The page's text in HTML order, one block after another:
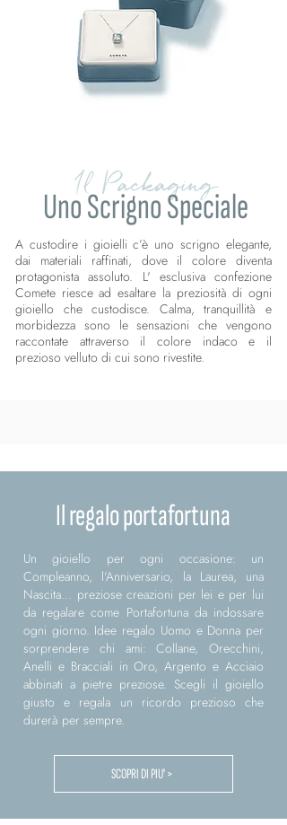
Il Packaging
Uno Scrigno Speciale
A custodire i gioielli c’è uno scrigno elegante,
dai materiali raffinati, dove il colore diventa
protagonista assoluto. L' esclusiva confezione
Comete riesce ad esaltare la preziosità di ogni
gioiello che custodisce. Calma, tranquillità e
morbidezza sono le sensazioni che vengono
raccontate attraverso il colore indaco e il
prezioso velluto di cui sono rivestite.
Il regalo portafortuna
Un gioiello per ogni occasione: un
Compleanno, l'Anniversario, la Laurea, una
Nascita... preziose creazioni per lei e per lui
da regalare come Portafortuna da indossare
ogni giorno. Idee regalo Uomo e Donna per
sorprendere chi ami: Collane, Orecchini,
Anelli e Bracciali in Oro, Argento e Acciaio
abbinati a pietre preziose. Scegli il gioiello
giusto e regala un ricordo prezioso che
durerà per sempre.
SCOPRI DI PIU' >